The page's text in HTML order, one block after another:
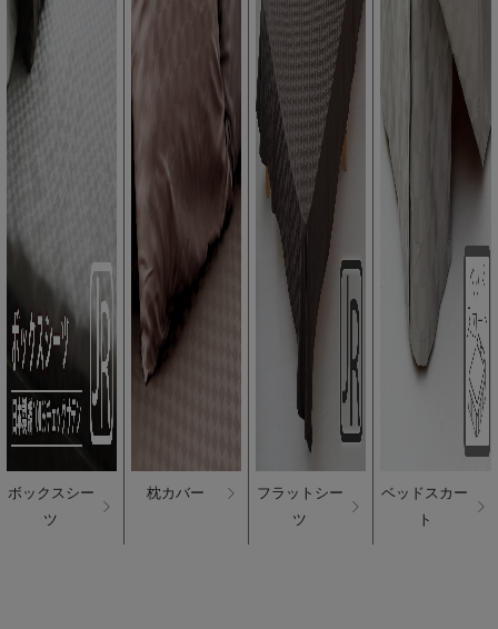
ボックスシー
ツ
枕カバー
フラットシー
ツ
ベッドスカー
ト